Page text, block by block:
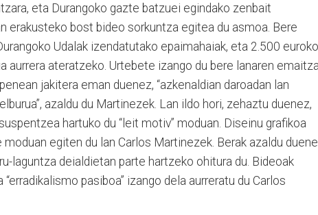
eta Durangoko gazte batzuei egindako zenbait
erakusteko bost bideo sorkuntza egitea du asmoa. Bere
Udalak izendatutako epaimahaiak, eta 2.500 euroko
aurrera ateratzeko. Urtebete izango du bere lanaren
jakitera eman duenez, “azkenaldian daroadan lan
azaldu du Martinezek. Lan ildo hori, zehaztu duenez,
hartuko du “leit motiv” moduan. Diseinu grafikoa
egiten du lan Carlos Martinezek. Berak azaldu
laguntza deialdietan parte hartzeko ohitura du. Bideoak
pasiboa” izango dela aurreratu du Carlos